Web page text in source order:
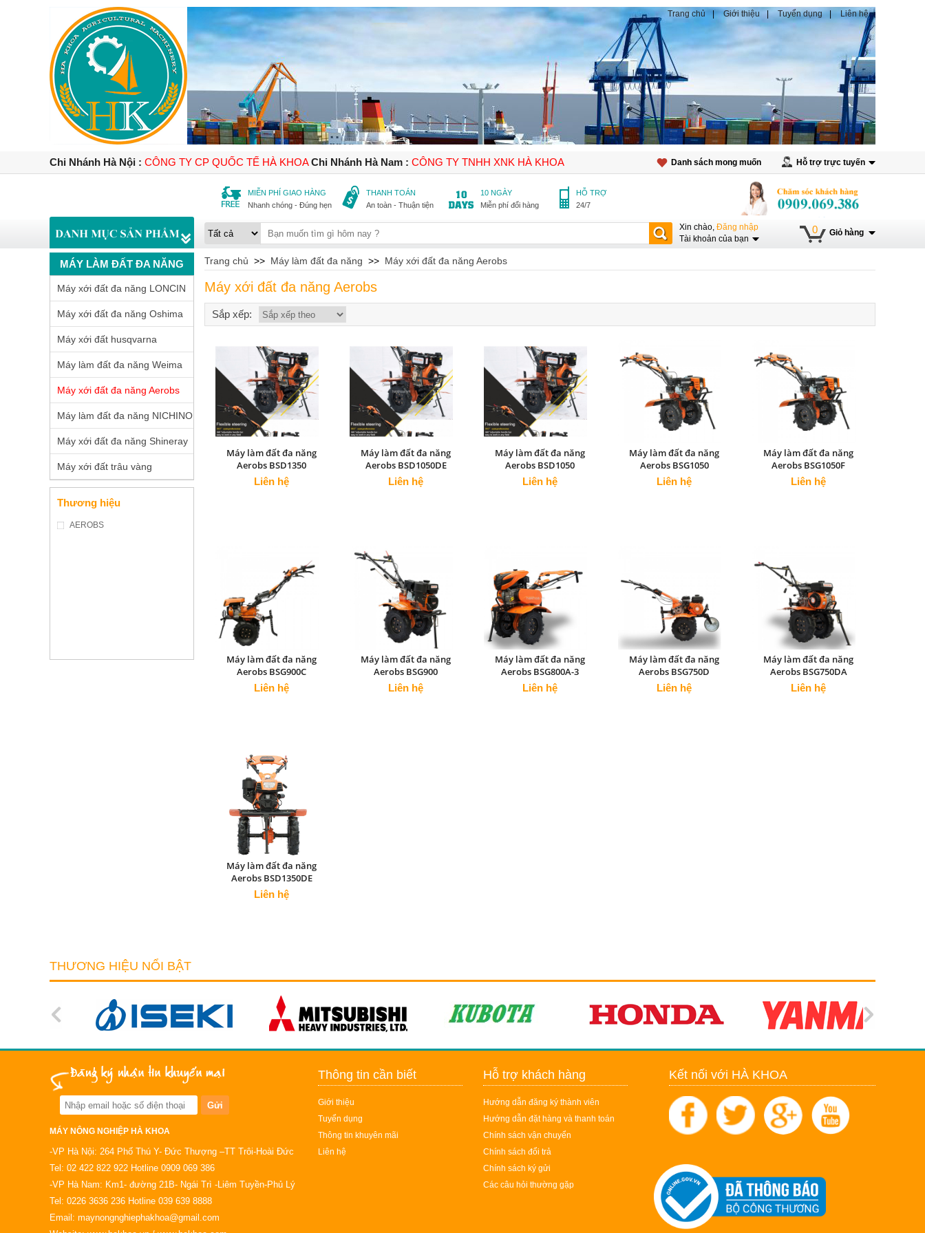
Trang chủ Giới thiệu Tuyển dụng Liên hệ
Chi Nhánh Hà Nội : CÔNG TY CP QUỐC TẾ HÀ KHOAChi Nhánh Hà Nam : CÔNG TY TNHH XNK HÀ KHOA Hỗ trợ trực tuyến
Danh sách mong muốn
MIỄN PHÍ GIAO HÀNG
Nhanh chóng - Đúng hẹn
THANH TOÁN
An toàn - Thuận tiện
10 NGÀY
Miễn phí đổi hàng
HỖ TRỢ
24/7
0 Giỏ hàng
Xin chào, Đăng nhập
Tài khoản của bạn
MÁY LÀM ĐẤT ĐA NĂNG
Máy xới đất đa năng LONCIN
Máy xới đất đa năng Oshima
Máy xới đất husqvarna
Máy làm đất đa năng Weima
Máy xới đất đa năng Aerobs
Máy làm đất đa năng NICHINO
Máy xới đất đa năng Shineray
Máy xới đất trâu vàng
Thương hiệu
AEROBS
Trang chủ >> Máy làm đất đa năng >> Máy xới đất đa năng Aerobs
Máy xới đất đa năng Aerobs
Sắp xếp:
Máy làm đất đa năng
Aerobs BSD1350
Liên hệ
Máy làm đất đa năng
Aerobs BSD1050DE
Liên hệ
Máy làm đất đa năng
Aerobs BSD1050
Liên hệ
Máy làm đất đa năng
Aerobs BSG1050
Liên hệ
Máy làm đất đa năng
Aerobs BSG1050F
Liên hệ
Máy làm đất đa năng
Aerobs BSG900C
Liên hệ
Máy làm đất đa năng
Aerobs BSG900
Liên hệ
Máy làm đất đa năng
Aerobs BSG800A-3
Liên hệ
Máy làm đất đa năng
Aerobs BSG750D
Liên hệ
Máy làm đất đa năng
Aerobs BSG750DA
Liên hệ
Máy làm đất đa năng
Aerobs BSD1350DE
Liên hệ
THƯƠNG HIỆU NỔI BẬT
MÁY NÔNG NGHIỆP HÀ KHOA
-VP Hà Nội: 264 Phố Thú Y- Đức Thượng –TT Trôi-Hoài Đức
Tel: 02 422 822 922 Hotline 0909 069 386
-VP Hà Nam: Km1- đường 21B- Ngái Trì -Liêm Tuyền-Phủ Lý
Tel: 0226 3636 236 Hotline 039 639 8888
Email: maynongnghiephakhoa@gmail.com
Thông tin cần biết
Giới thiệu
Tuyển dụng
Thông tin khuyên mãi
Liên hệ
Hỗ trợ khách hàng
Hướng dẫn đăng ký thành viên
Hướng dẫn đặt hàng và thanh toán
Chính sách vận chuyển
Chính sách đổi trả
Chính sách ký gửi
Các câu hỏi thường gặp
Kết nối với HÀ KHOA